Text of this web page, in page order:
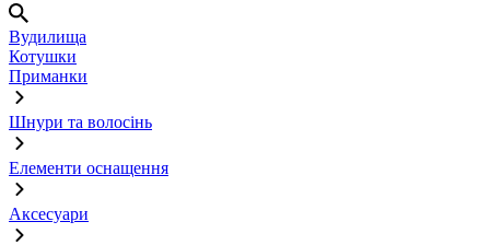
Вудилища
Котушки
Приманки
Шнури та волосінь
Елементи оснащення
Аксесуари